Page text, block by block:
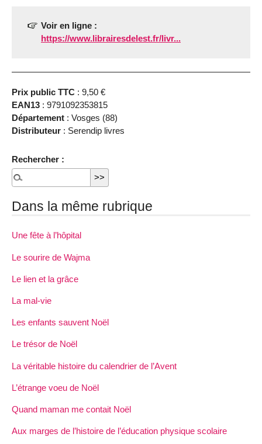
Voir en ligne :
https://www.librairesdelest.fr/livr...
Prix public TTC : 9,50 €
EAN13 : 9791092353815
Département : Vosges (88)
Distributeur : Serendip livres
Rechercher :
Dans la même rubrique
Une fête à l’hôpital
Le sourire de Wajma
Le lien et la grâce
La mal-vie
Les enfants sauvent Noël
Le trésor de Noël
La véritable histoire du calendrier de l’Avent
L’étrange voeu de Noël
Quand maman me contait Noël
Aux marges de l’histoire de l’éducation physique scolaire